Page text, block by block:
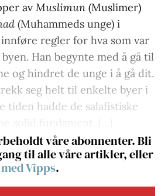
av Muslimun (Muslimer)
(Muhammeds unge) i
regler for hva som var
Han begynte med å gå til
og hindret de unge i å gå dit.
seg helt til enkelte byer i
tiden hadde de salafistiske
solid fundament. (…)
våre abonnenter. Bli
til alle våre artikler, eller
Vipps.